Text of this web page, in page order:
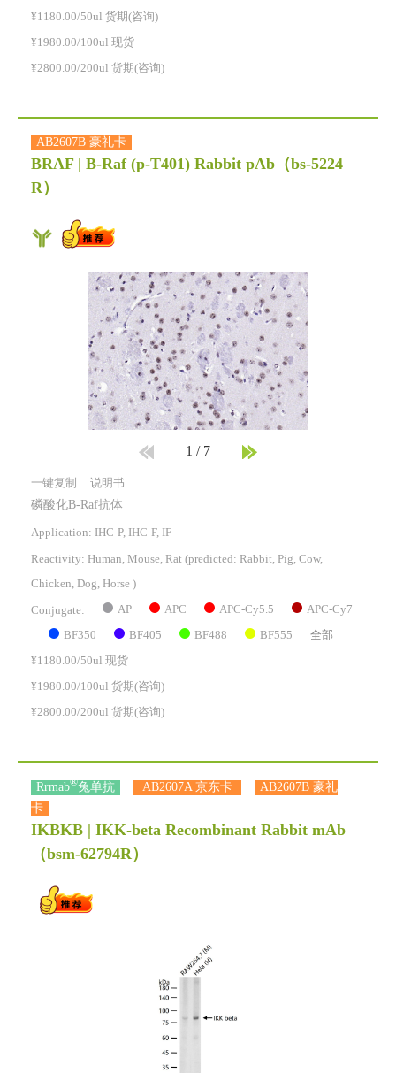
¥1180.00/50ul 货期(咨询)
¥1980.00/100ul 现货
¥2800.00/200ul 货期(咨询)
AB2607B 豪礼卡
BRAF | B-Raf (p-T401) Rabbit pAb （bs-5224
R）
1 / 7
一键复制 说明书
磷酸化B-Raf抗体
Application: IHC-P, IHC-F, IF
Reactivity: Human, Mouse, Rat (predicted: Rabbit, Pig, Cow,
Chicken, Dog, Horse )
Conjugate: AP APC APC-Cy5.5 APC-Cy7
BF350 BF405 BF488 BF555 全部
¥1180.00/50ul 现货
¥1980.00/100ul 货期(咨询)
¥2800.00/200ul 货期(咨询)
Rrmab®兔单抗 AB2607A 京东卡
AB2607B 豪礼
卡
IKBKB | IKK-beta Recombinant Rabbit mAb
（bsm-62794R）